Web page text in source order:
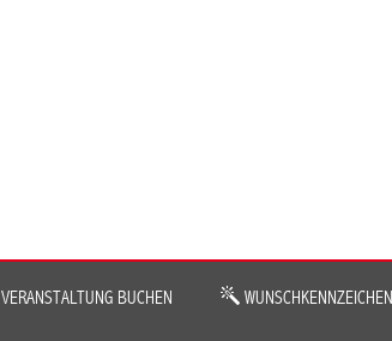
VERANSTALTUNG BUCHEN WUNSCHKENNZEICHEN